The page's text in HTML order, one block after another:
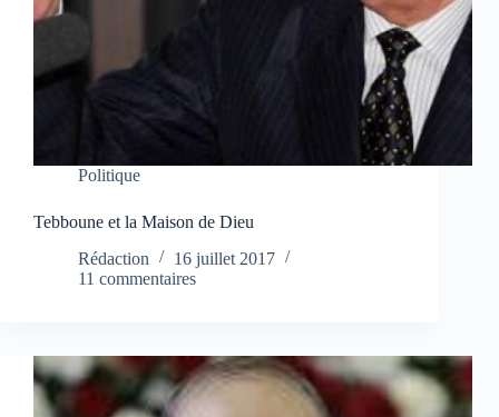
Politique
Tebboune et la Maison de Dieu
Rédaction
16 juillet 2017
11 commentaires